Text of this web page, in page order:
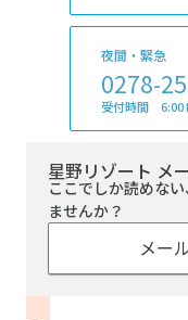
夜間・緊急
0278-
受付時間 6:00
星野リゾート メ
ここでしか読めな
ませんか？
メー